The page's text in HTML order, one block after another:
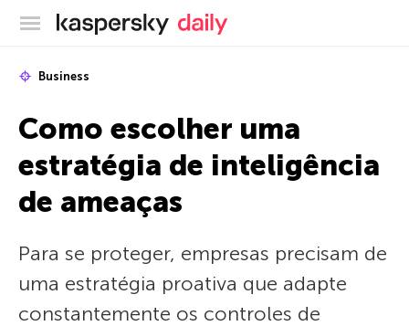
Blog oficial da Kaspersky
Business
Como escolher uma
estratégia de inteligência
de ameaças
Para se proteger, empresas precisam de
uma estratégia proativa que adapte
constantemente os controles de